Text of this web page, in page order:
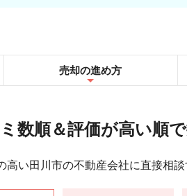
売却の進め方
数順＆評価が高い順
い田川市の不動産会社に直接相談